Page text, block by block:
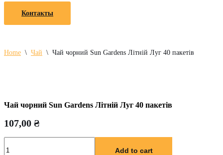
Контакты
Home \ Чай \ Чай чорний Sun Gardens Літній Луг 40 пакетів
Чай чорний Sun Gardens Літній Луг 40 пакетів
107,00 ₴
чорний
Add to cart